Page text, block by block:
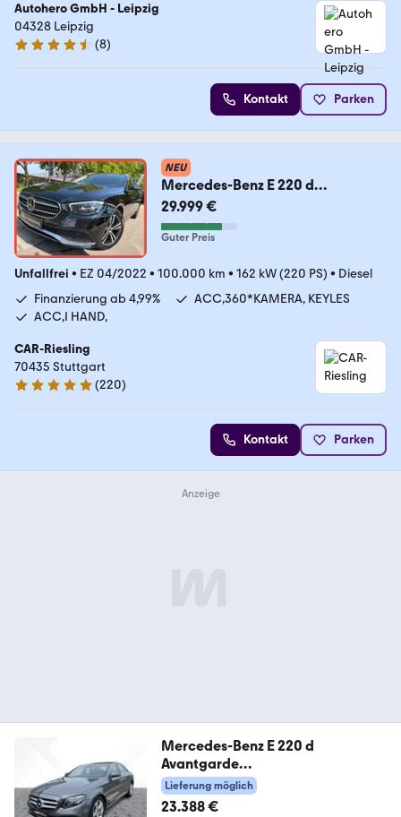
Autohero GmbH - Leipzig
04328 Leipzig
4.3 Sterne
(8)
Kontakt Parken
NEU
Mercedes-Benz E 220 d
4Matic/KAMERA360*/KEYLESS/A
SISS/AHK/ACC
29.999 €
Guter Preis
Unfallfrei • EZ 04/2022 • 100.000 km • 162 kW (220 PS) • Diesel
Finanzierung ab 4,99%
ACC,360*KAMERA, KEYLES
ACC,I HAND,
CAR-Riesling
70435 Stuttgart
4.9 Sterne
(220)
Kontakt Parken
Mercedes-Benz E 220 d
Avantgarde
CAM*LED*NAVI*SHZ*TWA*2xKlim
a
Lieferung möglich
23.388 €